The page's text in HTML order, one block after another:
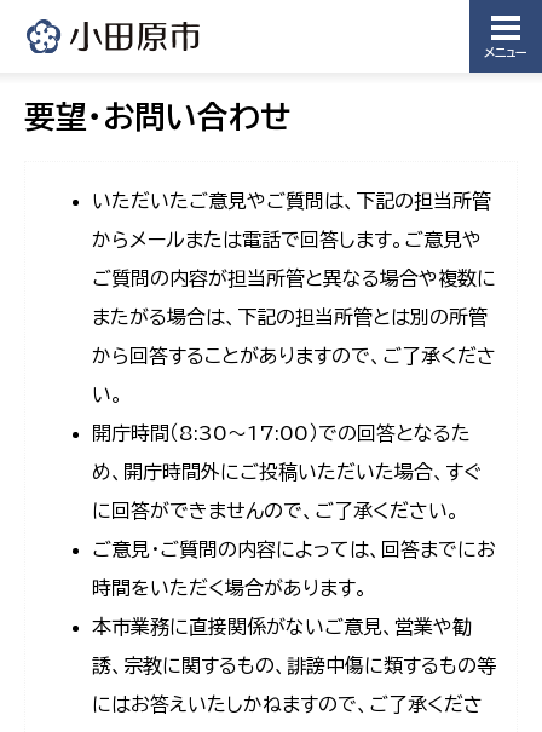
メニュー
要望・お問い合わせ
いただいたご意見やご質問は、下記の担当所管
からメールまたは電話で回答します。ご意見や
ご質問の内容が担当所管と異なる場合や複数に
またがる場合は、下記の担当所管とは別の所管
から回答することがありますので、ご了承くださ
い。
開庁時間（8:30〜17:00）での回答となるた
め、開庁時間外にご投稿いただいた場合、すぐ
に回答ができませんので、ご了承ください。
ご意見・ご質問の内容によっては、回答までにお
時間をいただく場合があります。
本市業務に直接関係がないご意見、営業や勧
誘、宗教に関するもの、誹謗中傷に類するもの等
にはお答えいたしかねますので、ご了承くださ